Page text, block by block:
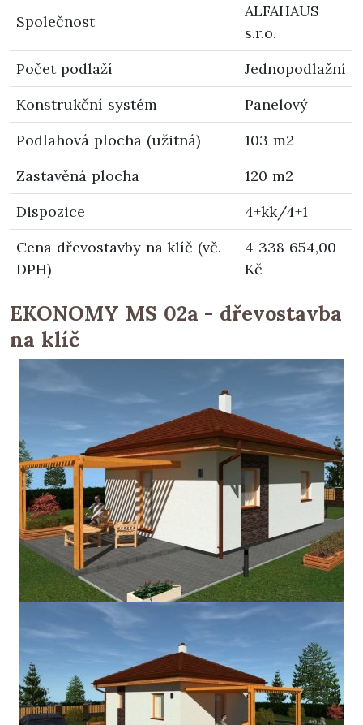
Společnost
ALFAHAUS
s.r.o.
Počet podlaží
Jednopodlažní
Konstrukční systém
Panelový
Podlahová plocha (užitná)
103 m2
Zastavěná plocha
120 m2
Dispozice
4+kk/4+1
Cena dřevostavby na klíč (vč.
DPH)
4 338 654,00
Kč
EKONOMY MS 02a - dřevostavba
na klíč